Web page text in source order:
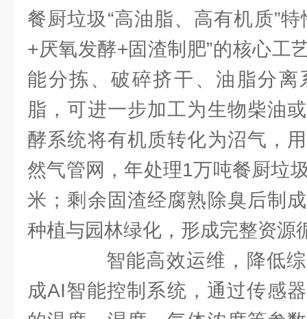
餐厨垃圾“高油脂、高有机质”
+厌氧发酵+固渣制肥”的核心工
能分拣、破碎挤干、油脂分离
脂，可进一步加工为生物柴油
酵系统将有机质转化为沼气，
然气管网，年处理1万吨餐厨垃
米；剩余固渣经腐熟除臭后制
种植与园林绿化，形成完整资源
智能高效运维，降低综
成AI智能控制系统，通过传感